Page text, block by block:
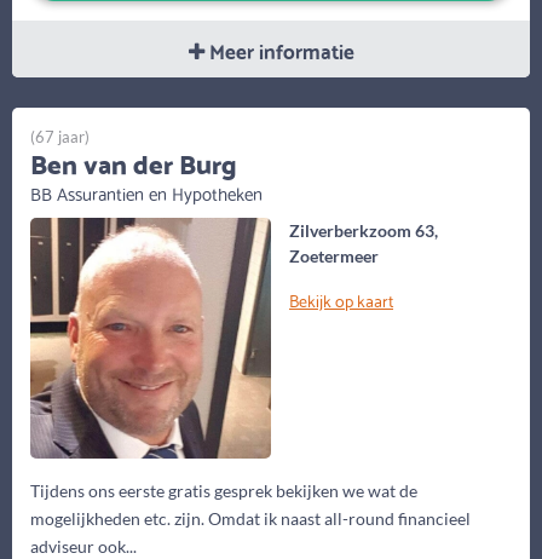
Meer informatie
Zilverberkzoom 63,
Zoetermeer
Bekijk op kaart
Tijdens ons eerste gratis gesprek bekijken we wat de
mogelijkheden etc. zijn. Omdat ik naast all-round financieel
adviseur ook...
(67 jaar)
Ben van der Burg
BB Assurantien en Hypotheken